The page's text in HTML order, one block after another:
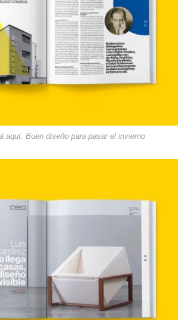
Buen diseño para pasar el invierno